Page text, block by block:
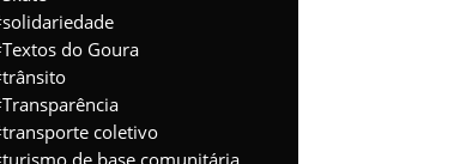
solidariedade
Textos do Goura
trânsito
Transparência
transporte coletivo